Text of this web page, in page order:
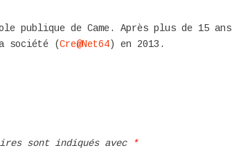
publique de Came. Après plus de 15 ans
société (Cre@Net64) en 2013.
sont indiqués avec *